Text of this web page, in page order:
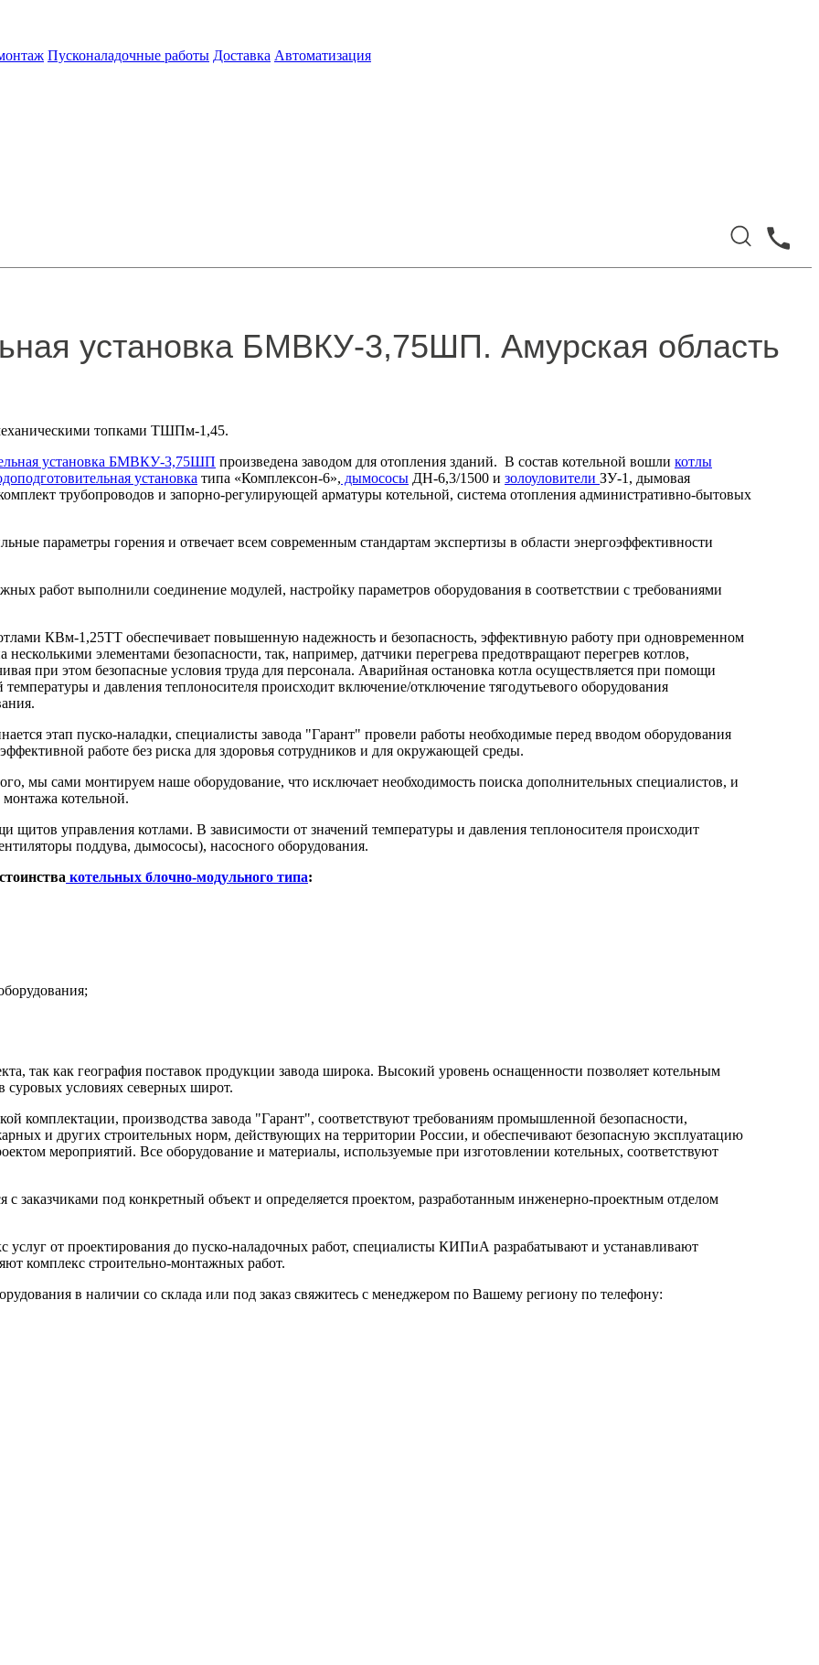
Пусконаладочные работы Доставка Автоматизация
установка БМВКУ-3,75ШП. Амурская область
топками ТШПм-1,45.
установка БМВКУ-3,75ШП произведена заводом для отопления зданий. В состав котельной вошли котлы
установка типа «Комплексон-6», дымососы ДН-6,3/1500 и золоуловители ЗУ-1, дымовая
трубопроводов и запорно-регулирующей арматуры котельной, система отопления административно-бытовых
параметры горения и отвечает всем современным стандартам экспертизы в области энергоэффективности
работ выполнили соединение модулей, настройку параметров оборудования в соответствии с требованиями
КВм-1,25ТТ обеспечивает повышенную надежность и безопасность, эффективную работу при одновременном
элементами безопасности, так, например, датчики перегрева предотвращают перегрев котлов,
при этом безопасные условия труда для персонала. Аварийная остановка котла осуществляется при помощи
и давления теплоносителя происходит включение/отключение тягодутьевого оборудования
этап пуско-наладки, специалисты завода "Гарант" провели работы необходимые перед вводом оборудования
работе без риска для здоровья сотрудников и для окружающей среды.
мы сами монтируем наше оборудование, что исключает необходимость поиска дополнительных специалистов, и
монтажа котельной.
щитов управления котлами. В зависимости от значений температуры и давления теплоносителя происходит
поддува, дымососы), насосного оборудования.
котельных блочно-модульного типа:
так как география поставок продукции завода широка. Высокий уровень оснащенности позволяет котельным
суровых условиях северных широт.
комплектации, производства завода "Гарант", соответствуют требованиям промышленной безопасности,
и других строительных норм, действующих на территории России, и обеспечивают безопасную эксплуатацию
мероприятий. Все оборудование и материалы, используемые при изготовлении котельных, соответствуют
заказчиками под конкретный объект и определяется проектом, разработанным инженерно-проектным отделом
услуг от проектирования до пуско-наладочных работ, специалисты КИПиА разрабатывают и устанавливают
комплекс строительно-монтажных работ.
в наличии со склада или под заказ свяжитесь с менеджером по Вашему региону по телефону: